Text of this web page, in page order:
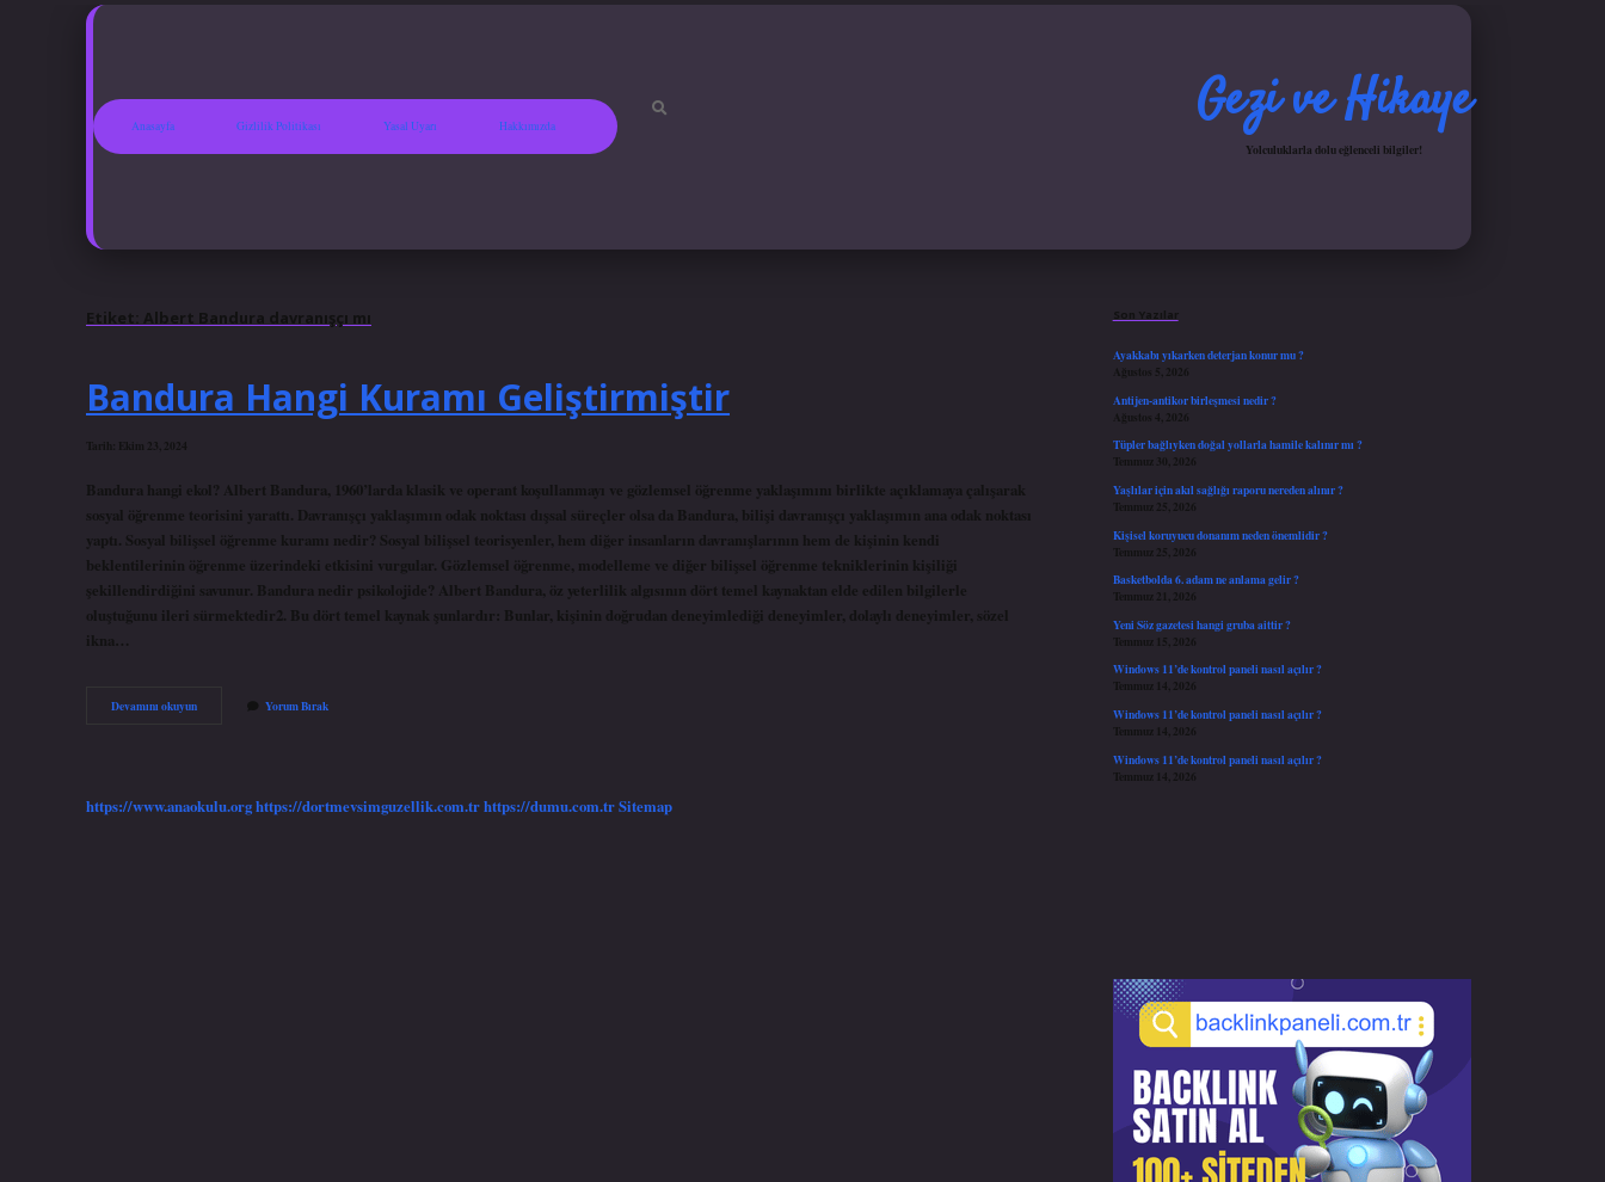
Anasayfa Gizlilik Politikası Yasal Uyarı Hakkımızda Gezi ve Hikaye
Yolculuklarla dolu eğlenceli bilgiler!
Etiket: Albert Bandura davranışçı mı
Bandura Hangi Kuramı Geliştirmiştir
Tarih: Ekim 23, 2024
Bandura hangi ekol? Albert Bandura, 1960’larda klasik ve operant koşullanmayı ve gözlemsel öğrenme yaklaşımını birlikte açıklamaya çalışarak
sosyal öğrenme teorisini yarattı. Davranışçı yaklaşımın odak noktası dışsal süreçler olsa da Bandura, bilişi davranışçı yaklaşımın ana odak noktası
yaptı. Sosyal bilişsel öğrenme kuramı nedir? Sosyal bilişsel teorisyenler, hem diğer insanların davranışlarının hem de kişinin kendi
beklentilerinin öğrenme üzerindeki etkisini vurgular. Gözlemsel öğrenme, modelleme ve diğer bilişsel öğrenme tekniklerinin kişiliği
şekillendirdiğini savunur. Bandura nedir psikolojide? Albert Bandura, öz yeterlilik algısının dört temel kaynaktan elde edilen bilgilerle
oluştuğunu ileri sürmektedir2. Bu dört temel kaynak şunlardır: Bunlar, kişinin doğrudan deneyimlediği deneyimler, dolaylı deneyimler, sözel
ikna…
Devamını okuyunBandura
Yorum Bırak
https://www.anaokulu.orghttps://dortmevsimguzellik.com.trhttps://dumu.com.trSitemap
Son Yazılar
Ayakkabı yıkarken deterjan konur mu ?
Ağustos 5, 2026
Antijen-antikor birleşmesi nedir ?
Ağustos 4, 2026
Tüpler bağlıyken doğal yollarla hamile kalınır mı ?
Temmuz 30, 2026
Yaşlılar için akıl sağlığı raporu nereden alınır ?
Temmuz 25, 2026
Kişisel koruyucu donanım neden önemlidir ?
Temmuz 25, 2026
Basketbolda 6. adam ne anlama gelir ?
Temmuz 21, 2026
Yeni Söz gazetesi hangi gruba aittir ?
Temmuz 15, 2026
Windows 11’de kontrol paneli nasıl açılır ?
Temmuz 14, 2026
Windows 11’de kontrol paneli nasıl açılır ?
Temmuz 14, 2026
Windows 11’de kontrol paneli nasıl açılır ?
Temmuz 14, 2026